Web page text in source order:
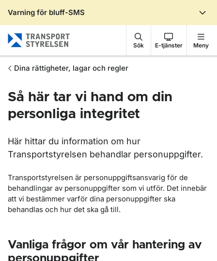
Varning för bluff-SMS
Sök E-tjänster Meny
Dina rättigheter, lagar och regler
Så här tar vi hand om din
personliga integritet
Här hittar du information om hur
Transportstyrelsen behandlar personuppgifter.
Transportstyrelsen är personuppgiftsansvarig för de
behandlingar av personuppgifter som vi utför. Det innebär
att vi bestämmer varför dina personuppgifter ska
behandlas och hur det ska gå till.
Vanliga frågor om vår hantering av
personuppgifter